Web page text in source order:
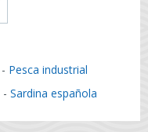
- Pesca industrial
- Sardina española